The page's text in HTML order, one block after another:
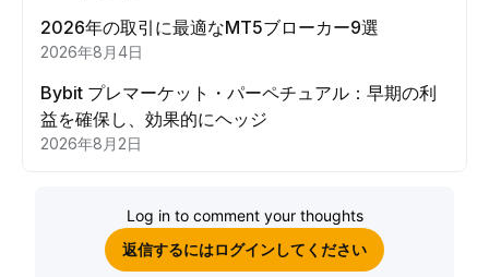
2026年の取引に最適なMT5ブローカー9選
2026年8月4日
Bybit プレマーケット・パーペチュアル：早期の利
益を確保し、効果的にヘッジ
2026年8月2日
Log in to comment your thoughts
返信するにはログインしてください